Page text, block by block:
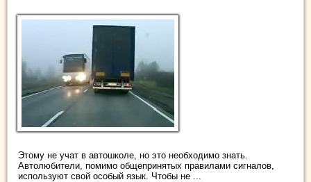
Этому не учат в автошколе, но это необходимо знать.
Автолюбители, помимо общепринятых правилами сигналов,
используют свой особый язык. Чтобы не ...